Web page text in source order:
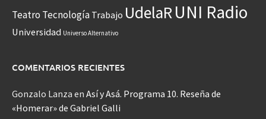
Teatro Tecnología Trabajo UdelaR UNI Radio
Universidad Universo Alternativo
COMENTARIOS RECIENTES
Gonzalo Lanza en Así y Asá. Programa 10. Reseña de
«Homerar» de Gabriel Galli